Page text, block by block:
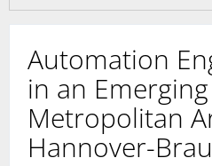
Automation
in an
Metropolitan
Hannover-